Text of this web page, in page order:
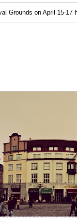
April 15-17 has been